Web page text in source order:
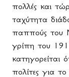
πολλές και
ταχύτητα
παππούς του
γρίπη του
κατηγορείται
πολίτες για